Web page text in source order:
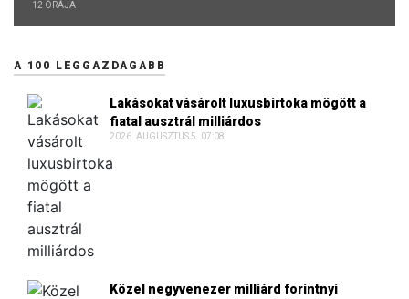
12 ÓRÁJA
A 100 LEGGAZDAGABB
Lakásokat vásárolt luxusbirtoka mögött a
fiatal ausztrál milliárdos
2026. AUGUSZTUS 5. 07:08
Közel negyvenezer milliárd forintnyi